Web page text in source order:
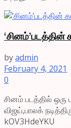
‘சினம்’படத்தின்
byadmin
February 4, 2021
0
சினம் படத்தில்
விஜய்,பாலக்
kOV3HdeYKU